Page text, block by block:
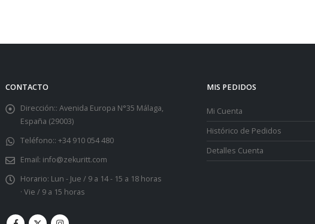
CONTACTO
Dirección:: Avenida Europa N°35 Málaga,
España (29003)
Teléfono:: +34 910 054 480
Email: info@zekuritt.com
Horario: Lun - Jue / 9 a 14 - 15 a 18 horas
· Vie / 9 a 15 horas
MIS PEDIDOS
Mi Cuenta
Histórico de Pedidos
Detalles Cuenta